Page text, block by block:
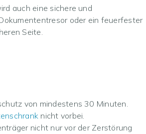
auch eine sichere und
oder ein feuerfester
Seite.
von mindestens 30 Minuten.
nicht vorbei.
nicht nur vor der Zerstörung